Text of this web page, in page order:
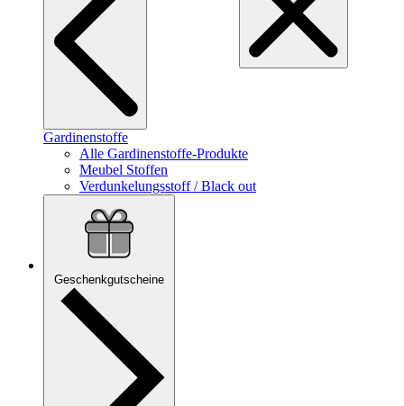
Gardinenstoffe
Alle Gardinenstoffe-Produkte
Meubel Stoffen
Verdunkelungsstoff / Black out
Geschenkgutscheine